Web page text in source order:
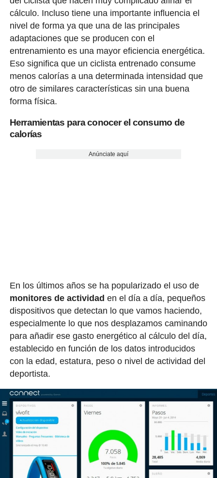
cálculo. Incluso tiene una importante influencia el
nivel de forma ya que una de las principales
adaptaciones que se producen con el
entrenamiento es una mayor eficiencia energética.
Eso significa que un ciclista entrenado consume
menos calorías a una determinada intensidad que
otro de similares características sin una buena
forma física.
Herramientas para conocer el consumo de
calorías
Anúnciate aquí
En los últimos años se ha popularizado el uso de
monitores de actividad en el día a día, pequeños
dispositivos que detectan lo que vamos haciendo,
especialmente lo que nos desplazamos caminando
para añadir ese gasto energético al cálculo del día,
establecido en función de los datos introducidos
con la edad, estatura, peso o nivel de actividad del
deportista.